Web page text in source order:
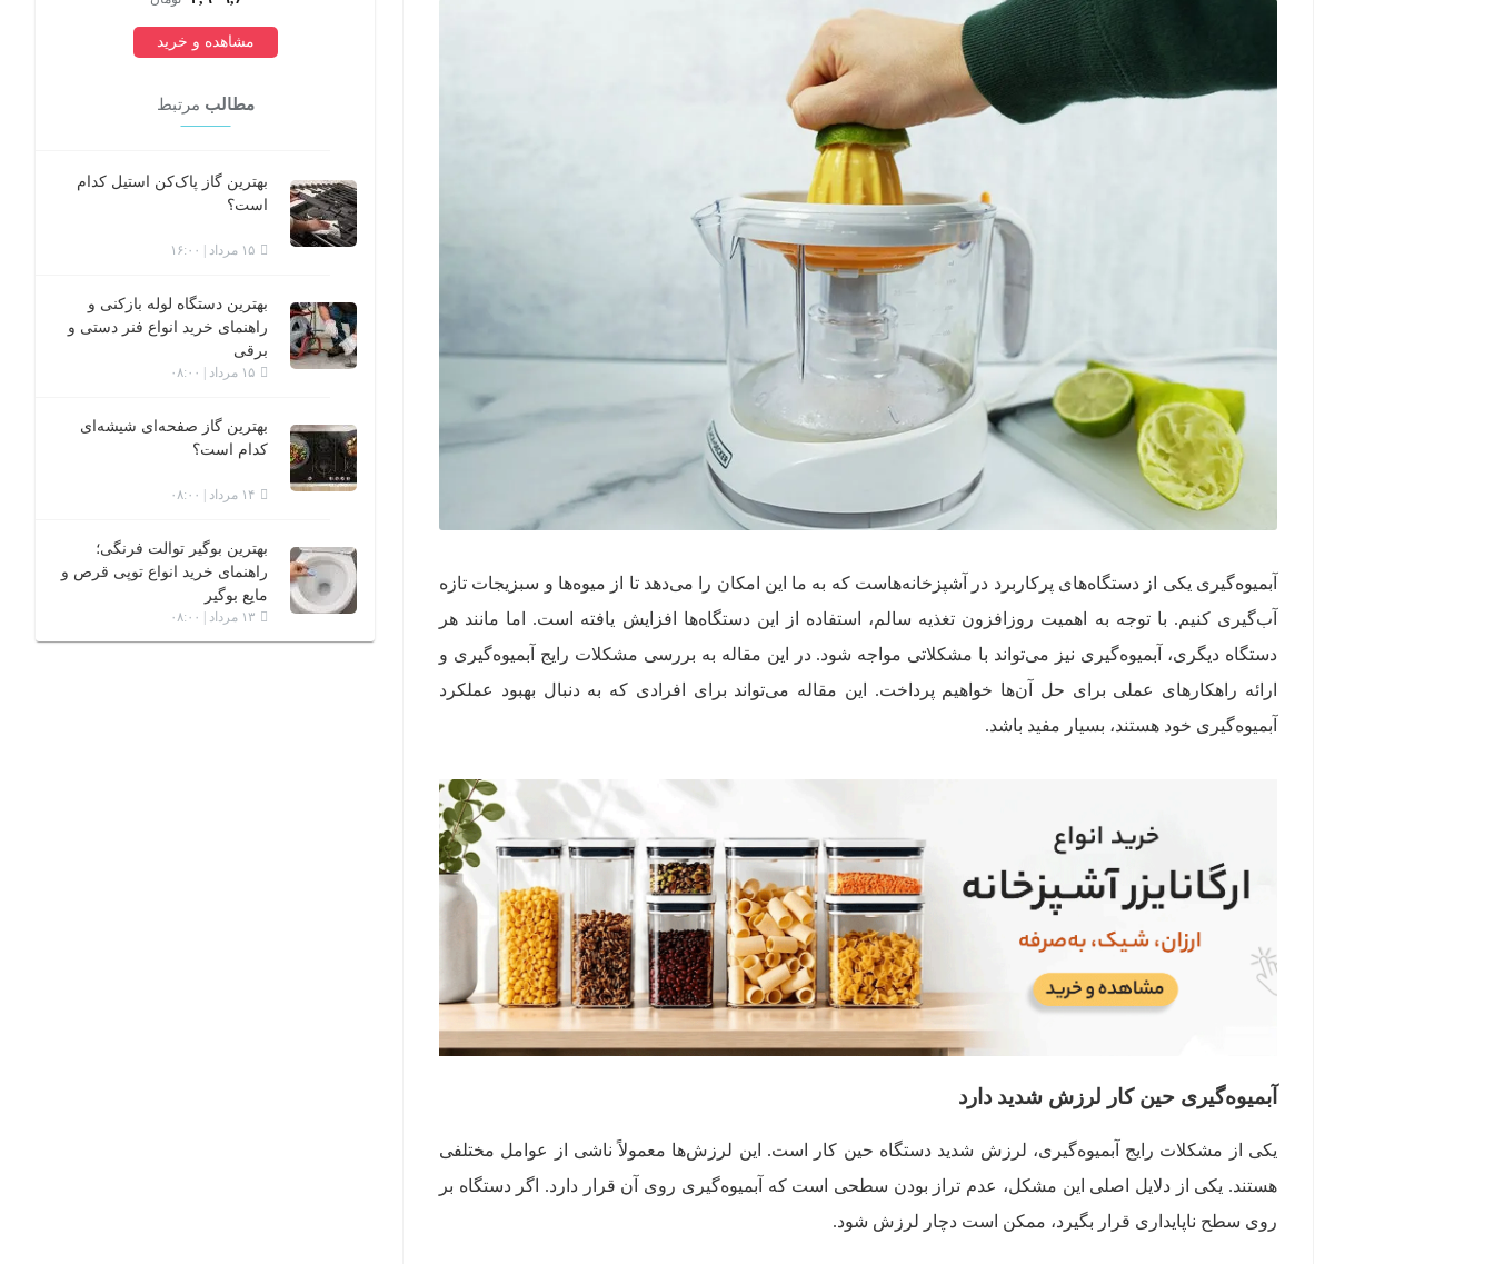
آبمیوه‌گیری یکی از دستگاه‌های پرکاربرد در آشپزخانه‌هاست که به ما این امکان را می‌دهد تا از میوه‌ها و سبزیجات تازه
آب‌گیری کنیم. با توجه به اهمیت روزافزون تغذیه سالم، استفاده از این دستگاه‌ها افزایش یافته است. اما مانند هر
دستگاه دیگری، آبمیوه‌گیری نیز می‌تواند با مشکلاتی مواجه شود. در این مقاله به بررسی مشکلات رایج آبمیوه‌گیری و
ارائه راهکارهای عملی برای حل آن‌ها خواهیم پرداخت. این مقاله می‌تواند برای افرادی که به دنبال بهبود عملکرد
آبمیوه‌گیری خود هستند، بسیار مفید باشد.
آبمیوه‌گیری حین کار لرزش شدید دارد
یکی از مشکلات رایج آبمیوه‌گیری، لرزش شدید دستگاه حین کار است. این لرزش‌ها معمولاً ناشی از عوامل مختلفی
هستند. یکی از دلایل اصلی این مشکل، عدم تراز بودن سطحی است که آبمیوه‌گیری روی آن قرار دارد. اگر دستگاه بر
روی سطح ناپایداری قرار بگیرد، ممکن است دچار لرزش شود.
مشاهده و خرید
مطالب مرتبط
بهترین گاز پاک‌کن استیل کدام
است؟
۱۵ مرداد | ۱۶:۰۰
بهترین دستگاه لوله بازکنی و
راهنمای خرید انواع فنر دستی و
برقی
۱۵ مرداد | ۰۸:۰۰
بهترین گاز صفحه‌ای شیشه‌ای
کدام است؟
۱۴ مرداد | ۰۸:۰۰
بهترین بوگیر توالت فرنگی؛
راهنمای خرید انواع توپی قرص و
مایع بوگیر
۱۳ مرداد | ۰۸:۰۰